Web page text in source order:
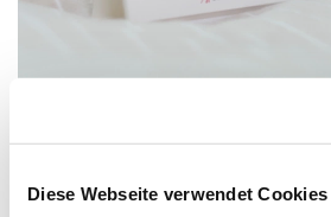
Diese Webseite verwendet Cookies
15. September 2026 - 18.